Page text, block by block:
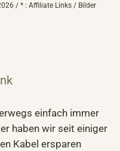
/ * : Affiliate Links / Bilder
einfach immer
haben wir seit einiger
Kabel ersparen